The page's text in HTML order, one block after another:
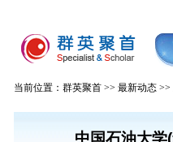
当前位置：群英聚首 >> 最新动态 >>
中国石油大学